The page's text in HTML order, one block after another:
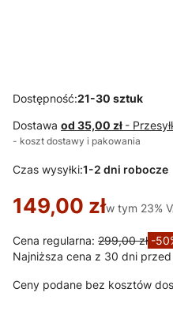
Dostępność:21-30 sztuk
Dostawa od 35,00 zł -
- koszt dostawy i pakowania
Czas wysyłki:1-2 dni robocze
149,00 złw tym 23%
w tym 23%
Cena regularna: 299,00 zł -
Najniższa cena z 30 dni
Ceny podane bez kosztów